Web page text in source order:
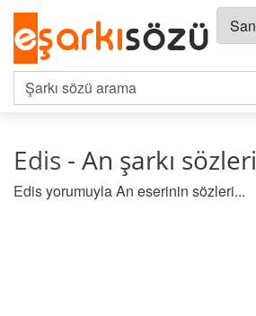
Edis - An şarkı sözleri
Edisyorumuyla An eserinin sözleri...